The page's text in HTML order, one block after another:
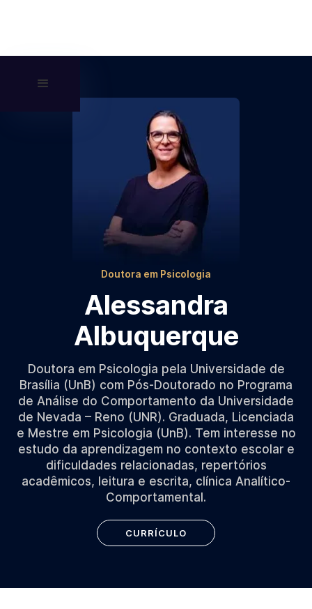
Doutora em Psicologia
Alessandra
Albuquerque
Doutora em Psicologia pela Universidade de
Brasília (UnB) com Pós-Doutorado no Programa
de Análise do Comportamento da Universidade
de Nevada – Reno (UNR). Graduada, Licenciada
e Mestre em Psicologia (UnB). Tem interesse no
estudo da aprendizagem no contexto escolar e
dificuldades relacionadas, repertórios
acadêmicos, leitura e escrita, clínica Analítico-
Comportamental.
CURRÍCULO